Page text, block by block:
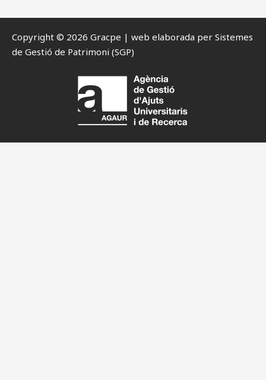
Copyright © 2026 Gracpe | web elaborada per Sistemes
de Gestió de Patrimoni (SGP)